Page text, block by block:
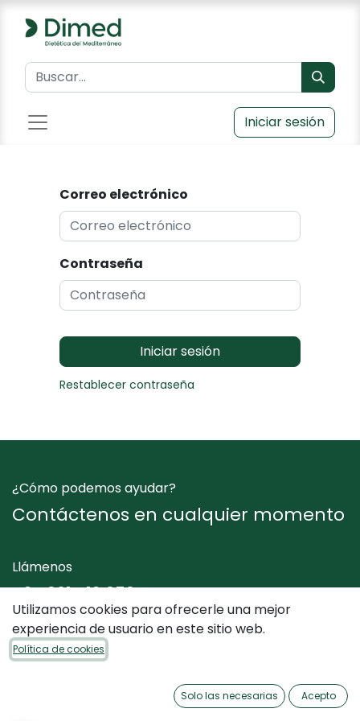
Iniciar sesión
Correo electrónico
Contraseña
Iniciar sesión
Restablecer contraseña
¿Cómo podemos ayudar?
Contáctenos en cualquier momento
Llámenos
+34 961 412 050
Envíenos un mensaje
Utilizamos cookies para ofrecerle una mejor
experiencia de usuario en este sitio web.
Política de cookies
Solo las necesarias Acepto